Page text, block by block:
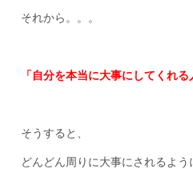
それから。。。
「自分を本当に大事にしてくれる
そうすると、
どんどん周りに大事にされるよう